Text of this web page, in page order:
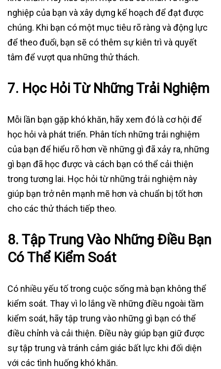
nghiệp của bạn và xây dựng kế hoạch để đạt được
chúng. Khi bạn có một mục tiêu rõ ràng và động lực
để theo đuổi, bạn sẽ có thêm sự kiên trì và quyết
tâm để vượt qua những thử thách.
7. Học Hỏi Từ Những Trải Nghiệm
Mỗi lần bạn gặp khó khăn, hãy xem đó là cơ hội để
học hỏi và phát triển. Phân tích những trải nghiệm
của bạn để hiểu rõ hơn về những gì đã xảy ra, những
gì bạn đã học được và cách bạn có thể cải thiện
trong tương lai. Học hỏi từ những trải nghiệm này
giúp bạn trở nên mạnh mẽ hơn và chuẩn bị tốt hơn
cho các thử thách tiếp theo.
8. Tập Trung Vào Những Điều Bạn
Có Thể Kiểm Soát
Có nhiều yếu tố trong cuộc sống mà bạn không thể
kiểm soát. Thay vì lo lắng về những điều ngoài tầm
kiểm soát, hãy tập trung vào những gì bạn có thể
điều chỉnh và cải thiện. Điều này giúp bạn giữ được
sự tập trung và tránh cảm giác bất lực khi đối diện
với các tình huống khó khăn.